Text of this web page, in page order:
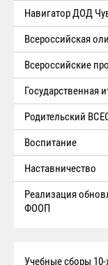
Навигатор ДОД
Всероссийская
Всероссийские
Государственная
Родительский
Воспитание
Наставничество
Реализация
ФООП
Учебные сборы 10-